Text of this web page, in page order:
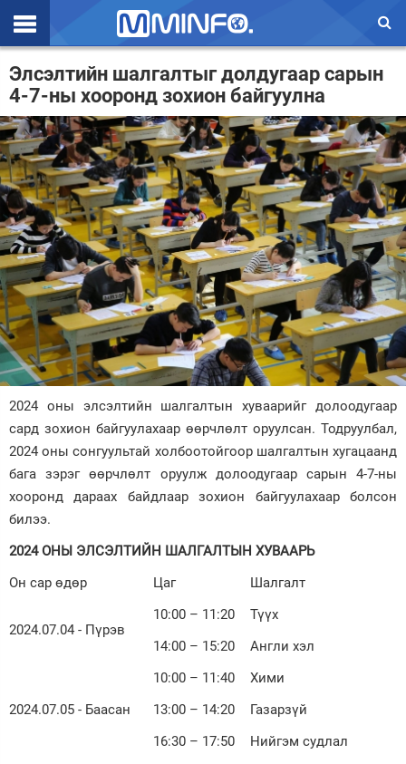
Эхлэл
Цаг агаар
Валют ханш
Улс төр
Эдийн засаг
Үзэл бодол
Спорт
Нийгэм
Дэлхий
Энтертайнмэнт
Зурхай
Элсэлтийн шалгалтыг долдугаар сарын
4-7-ны хооронд зохион байгуулна
2024 оны элсэлтийн шалгалтын хуваарийг долоодугаар
сард зохион байгуулахаар өөрчлөлт оруулсан. Тодруулбал,
2024 оны сонгуультай холбоотойгоор шалгалтын хугацаанд
бага зэрэг өөрчлөлт оруулж долоодугаар сарын 4-7-ны
хооронд дараах байдлаар зохион байгуулахаар болсон
билээ.
2024 ОНЫ ЭЛСЭЛТИЙН ШАЛГАЛТЫН ХУВААРЬ
Он сар өдөр
Цаг Шалгалт
2024.07.04 - Пүрэв
10:00 – 11:20
Түүх
14:00 – 15:20
Англи хэл
2024.07.05 - Баасан
10:00 – 11:40
Хими
13:00 – 14:20
Газарзүй
16:30 – 17:50
Нийгэм судлал